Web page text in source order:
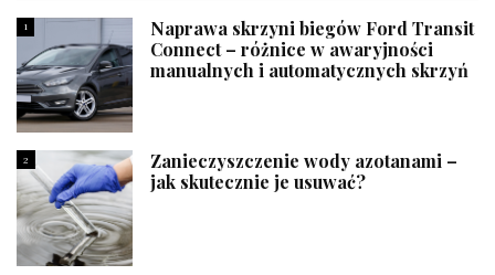
1
Naprawa skrzyni biegów Ford Transit
Connect – różnice w awaryjności
manualnych i automatycznych skrzyń
2
Zanieczyszczenie wody azotanami –
jak skutecznie je usuwać?